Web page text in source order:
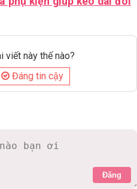
viết này thế nào?
Đáng tin cậy
Đăng